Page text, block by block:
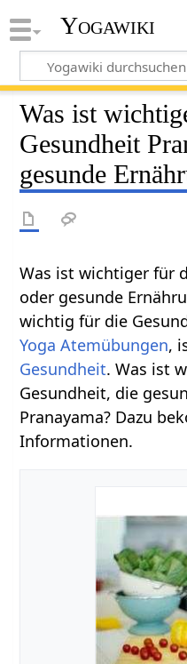
Yogawiki
Was ist
Gesundheit
gesunde
Was ist wichtiger für
oder gesunde
wichtig für die
Yoga Atemübungen,
Gesundheit. Was ist
Gesundheit, die
Pranayama? Dazu
Informationen.